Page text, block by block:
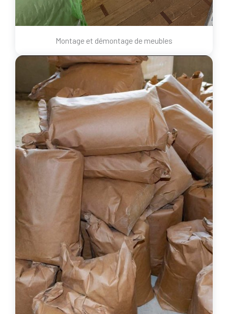
Montage et démontage de meubles